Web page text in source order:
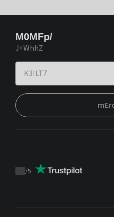
M0MFp/
J+WhhZ
Trustpilot
/5